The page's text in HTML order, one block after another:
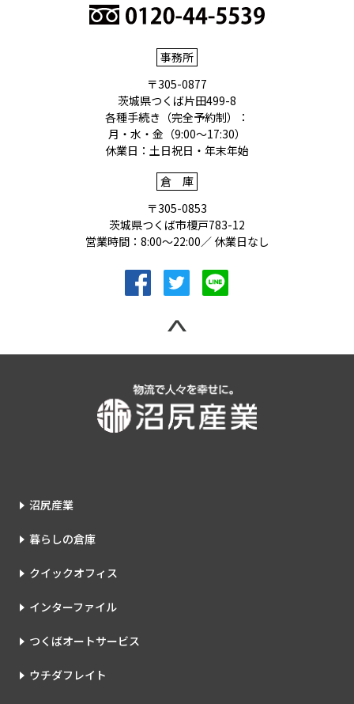
事務所
〒305-0877
茨城県つくば片田499-8
各種手続き（完全予約制）：
月・水・金（9:00〜17:30）
休業日：土日祝日・年末年始
倉庫
〒305-0853
茨城県つくば市榎戸783-12
営業時間：8:00〜22:00／ 休業日なし
facebookへ移動Twitterへ移動
沼尻産業
暮らしの倉庫
クイックオフィス
インターファイル
つくばオートサービス
ウチダフレイト